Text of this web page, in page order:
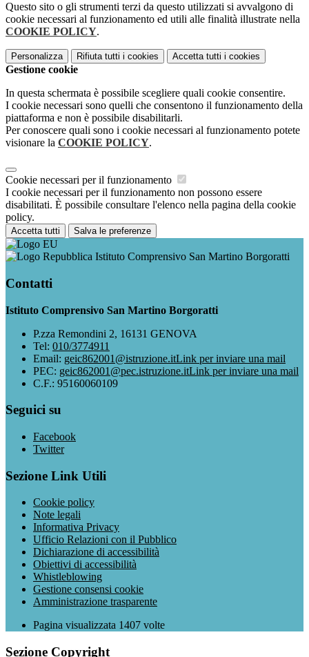
Questo sito o gli strumenti terzi da questo utilizzati si avvalgono di
cookie necessari al funzionamento ed utili alle finalità illustrate nella
COOKIE POLICY.
Personalizza Rifiuta tutti i cookies Accetta tutti i cookies
Gestione cookie
In questa schermata è possibile scegliere quali cookie consentire.
I cookie necessari sono quelli che consentono il funzionamento della
piattaforma e non è possibile disabilitarli.
Per conoscere quali sono i cookie necessari al funzionamento potete
visionare la COOKIE POLICY.
Cookie necessari per il funzionamento
I cookie necessari per il funzionamento non possono essere
disabilitati. È possibile consultare l'elenco nella pagina della cookie
policy.
Accetta tutti Salva le preferenze
Istituto Comprensivo San Martino Borgoratti
Contatti
Istituto Comprensivo San Martino Borgoratti
P.zza Remondini 2, 16131 GENOVA
Tel: 010/3774911
Email: geic862001@istruzione.itLink per inviare una mail
PEC: geic862001@pec.istruzione.itLink per inviare una mail
C.F.: 95160060109
Seguici su
Facebook
Twitter
Sezione Link Utili
Cookie policy
Note legali
Informativa Privacy
Ufficio Relazioni con il Pubblico
Dichiarazione di accessibilità
Obiettivi di accessibilità
Whistleblowing
Gestione consensi cookie
Amministrazione trasparente
Pagina visualizzata 1407 volte
Sezione Copyright